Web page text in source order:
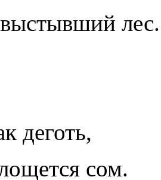
лес.
деготь,
сом.